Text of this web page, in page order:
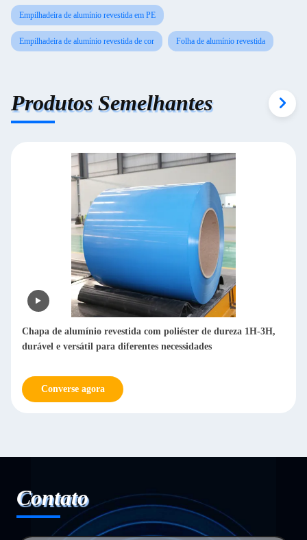
Empilhadeira de alumínio revestida em PE
Empilhadeira de alumínio revestida de cor Folha de alumínio revestida
Produtos Semelhantes
Chapa de alumínio revestida com poliéster de dureza 1H-3H,
durável e versátil para diferentes necessidades
Converse agora
Contato